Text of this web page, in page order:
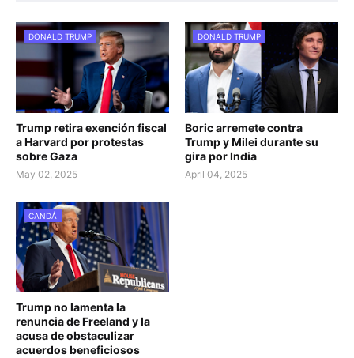
DONALD TRUMP
Trump retira exención fiscal
a Harvard por protestas
sobre Gaza
May 02, 2025
DONALD TRUMP
Boric arremete contra
Trump y Milei durante su
gira por India
April 04, 2025
CANDÁ
Trump no lamenta la
renuncia de Freeland y la
acusa de obstaculizar
acuerdos beneficiosos